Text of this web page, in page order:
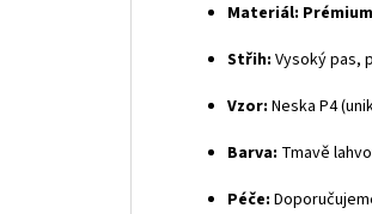
Materiál:
Střih: Vysoký pas,
Vzor: Neska P4
Barva: Tmavě
Péče: